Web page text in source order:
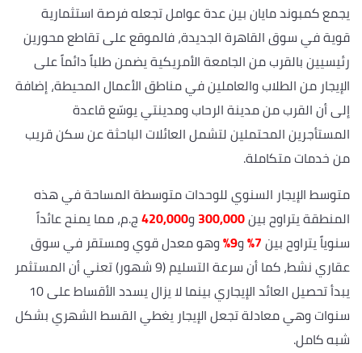
يجمع كمبوند مايان بين عدة عوامل تجعله فرصة استثمارية
قوية في سوق القاهرة الجديدة، فالموقع على تقاطع محورين
رئيسيين بالقرب من الجامعة الأمريكية يضمن طلباً دائماً على
الإيجار من الطلاب والعاملين في مناطق الأعمال المحيطة، إضافة
إلى أن القرب من مدينة الرحاب ومدينتي يوسّع قاعدة
المستأجرين المحتملين لتشمل العائلات الباحثة عن سكن قريب
من خدمات متكاملة.
متوسط الإيجار السنوي للوحدات متوسطة المساحة في هذه
المنطقة يتراوح بين300,000 و420,000ج.م، مما يمنح عائداً
سنوياً يتراوح بين7% و9% وهو معدل قوي ومستقر في سوق
عقاري نشط، كما أن سرعة التسليم (9 شهور) تعني أن المستثمر
يبدأ تحصيل العائد الإيجاري بينما لا يزال يسدد الأقساط على 10
سنوات وهي معادلة تجعل الإيجار يغطي القسط الشهري بشكل
شبه كامل.